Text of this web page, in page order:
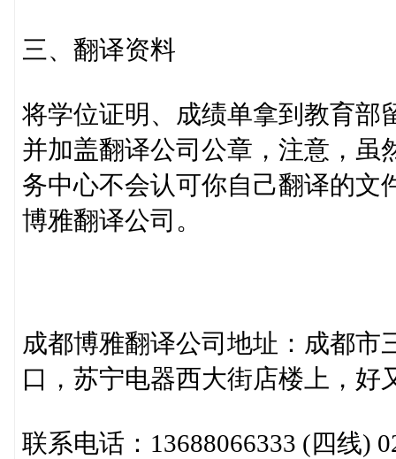
三、翻译资料
将学位证明、成绩单拿到教育部
并加盖翻译公司公章，注意，虽
务中心不会认可你自己翻译的文
博雅翻译公司。
成都博雅翻译公司地址：成都市
口，苏宁电器西大街店楼上，好
联系电话：13688066333 (四线)